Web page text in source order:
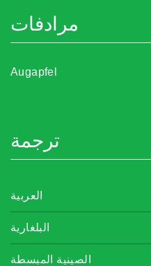
مرادفات
Augapfel
ترجمة
العربية
البلغارية
الصينية المبسطة